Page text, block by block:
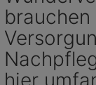
hier